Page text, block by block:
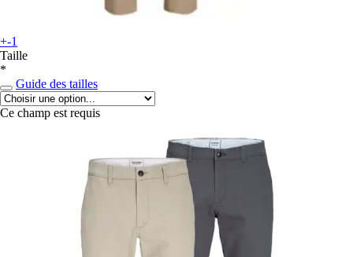
+-1
Taille
*
Guide des tailles
Ce champ est requis